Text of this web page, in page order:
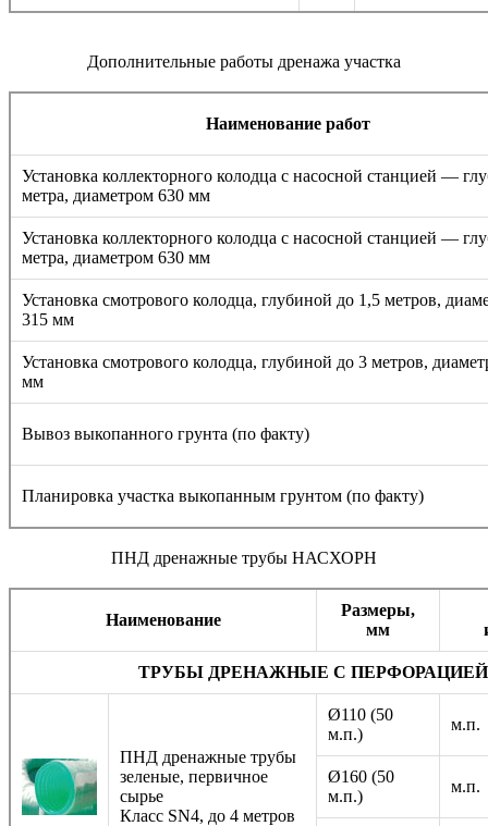
Дополнительные работы дренажа участка
Наименование работ
Установка коллекторного колодца с насосной станцией —
метра, диаметром 630 мм
Установка коллекторного колодца с насосной станцией —
метра, диаметром 630 мм
Установка смотрового колодца, глубиной до 1,5 метров,
315 мм
Установка смотрового колодца, глубиной до 3 метров,
мм
Вывоз выкопанного грунта (по факту)
Планировка участка выкопанным грунтом (по факту)
ПНД дренажные трубы НАСХОРН
Наименование
Размеры,
мм
ТРУБЫ ДРЕНАЖНЫЕ С
ПНД дренажные трубы
зеленые, первичное
сырье
Класс SN4, до 4 метров
Ø110 (50
м.п.)
м.п.
Ø160 (50
м.п.)
м.п.